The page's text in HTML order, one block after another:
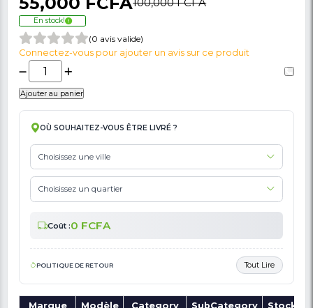
🚩 Signaler Des Informations Incorrectes Liées Au Produit
Samsung Galaxy A03 Core - 32Go-2Go - 6.5
Pouces - Dual Sim - 5000mAh - 8MP-5MP
55,000 FCFA
En stock!
Connectez-vous pour ajouter un avis sur ce produit